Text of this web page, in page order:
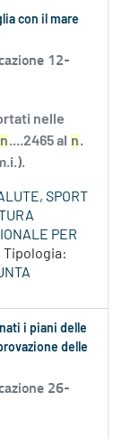
con il mare
12-
nelle
n....2465 al n.
SPORT
PER
Tipologia:
i piani delle
delle
26-